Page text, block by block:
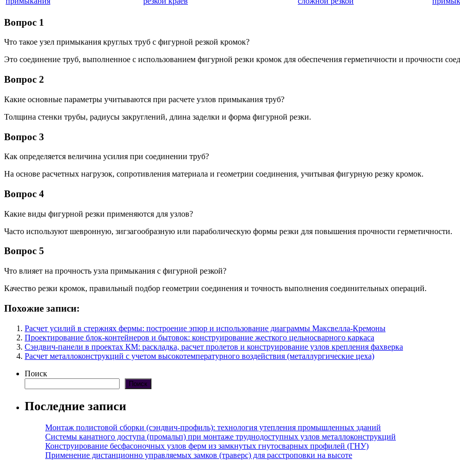
Вопрос 1
Что такое узел примыкания круглых труб с фигурной резкой кромок?
Это соединение труб, выполненное с использованием фигурной резки кромок для обеспечения герметичности и прочности
Вопрос 2
Какие основные параметры учитываются при расчете узлов примыкания труб?
Толщина стенки трубы, радиусы закруглений, длина заделки и форма фигурной резки.
Вопрос 3
Как определяется величина усилия при соединении труб?
На основе расчетных нагрузок, сопротивления материала и геометрии соединения, учитывая фигурную резку кромок.
Вопрос 4
Какие виды фигурной резки применяются для узлов?
Часто используют шевронную, зигзагообразную или параболическую формы резки для повышения прочности герметичности.
Вопрос 5
Что влияет на прочность узла примыкания с фигурной резкой?
Качество резки кромок, правильный подбор геометрии соединения и точность выполнения соединительных операций.
Похожие записи:
Расчет усилий в стержнях фермы: построение эпюр и использование диаграммы Максвелла-Кремоны
Проектирование блок-контейнеров и бытовок: конструирование жесткого цельносварного каркаса
Сэндвич-панели в проектах КМ: раскладка, расчет пролетов и конструирование узлов крепления фахверка
Расчет металлоконструкций с учетом высокотемпературного воздействия (металлургические цеха)
Поиск
Поиск
Последние записи
Монтаж полистовой сборки (сэндвич-профиль): технология утепления промышленных зданий
Системы канатного доступа (промальп) при монтаже труднодоступных узлов металлоконструкций
Конструирование бесфасоночных узлов ферм из замкнутых гнутосварных профилей (ГНУ)
Применение дистанционно управляемых замков (траверс) для расстроповки на высоте